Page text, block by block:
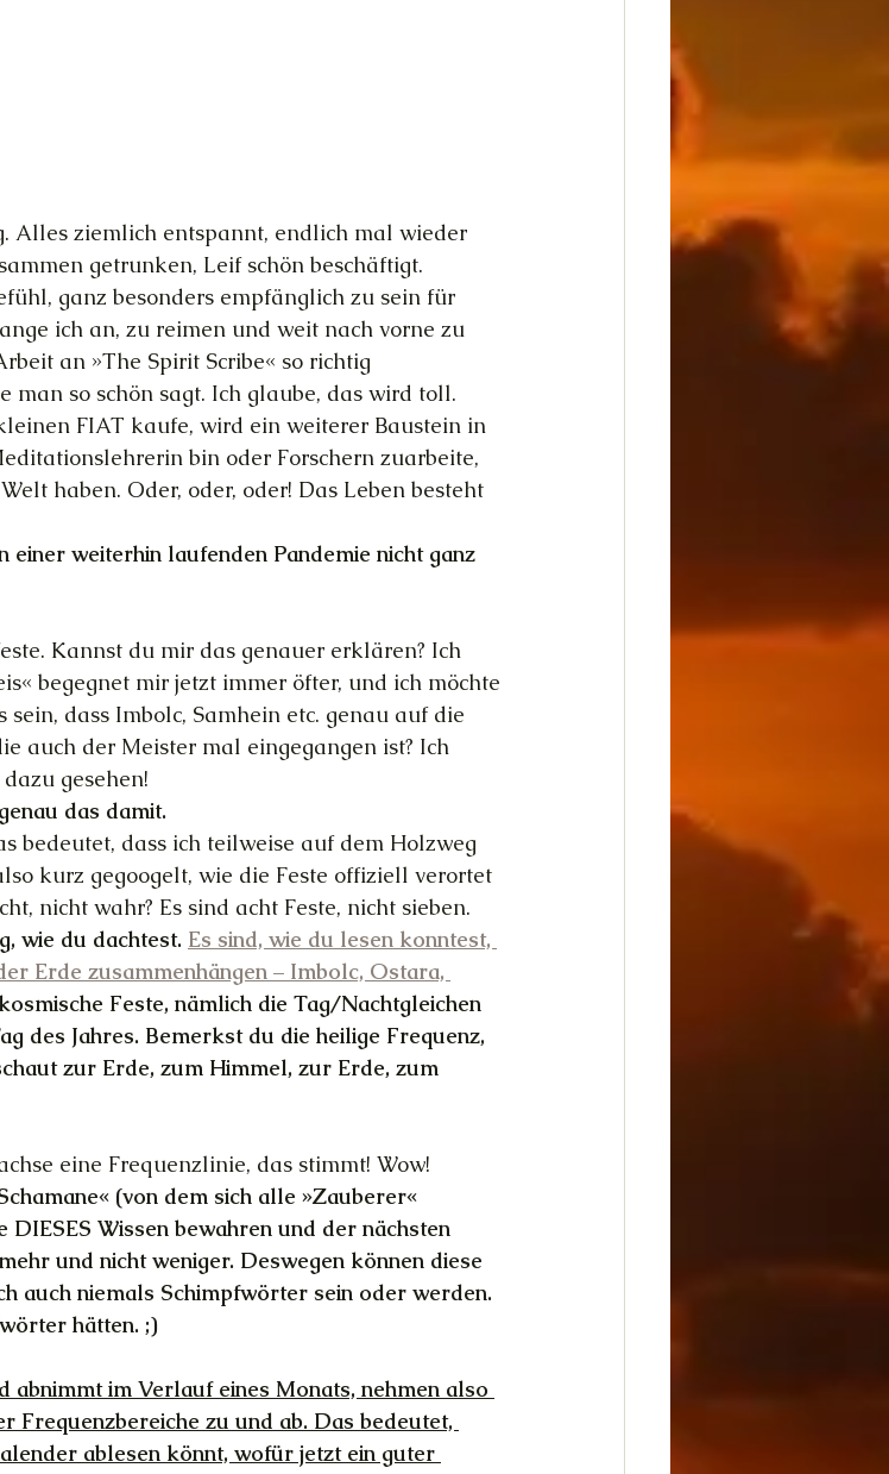
Alles ziemlich entspannt, endlich mal wieder
getrunken, Leif schön beschäftigt.
ganz besonders empfänglich zu sein für
ich an, zu reimen und weit nach vorne zu
an »The Spirit Scribe« so richtig
man so schön sagt. Ich glaube, das wird toll.
FIAT kaufe, wird ein weiterer Baustein in
bin oder Forschern zuarbeite,
haben. Oder, oder, oder! Das Leben besteht
einer weiterhin laufenden Pandemie nicht ganz
Kannst du mir das genauer erklären? Ich
begegnet mir jetzt immer öfter, und ich möchte
dass Imbolc, Samhein etc. genau auf die
auch der Meister mal eingegangen ist? Ich
gesehen!
das damit.
bedeutet, dass ich teilweise auf dem Holzweg
kurz gegoogelt, wie die Feste offiziell verortet
nicht wahr? Es sind acht Feste, nicht sieben.
wie du dachtest. Es sind, wie du lesen konntest,
Erde zusammenhängen – Imbolc, Ostara,
Feste, nämlich die Tag/Nachtgleichen
des Jahres. Bemerkst du die heilige Frequenz,
zur Erde, zum Himmel, zur Erde, zum
eine Frequenzlinie, das stimmt! Wow!
(von dem sich alle »Zauberer«
Wissen bewahren und der nächsten
und nicht weniger. Deswegen können diese
auch niemals Schimpfwörter sein oder werden.
hätten. ;)
abnimmt im Verlauf eines Monats, nehmen also
Frequenzbereiche zu und ab. Das bedeutet,
ablesen könnt, wofür jetzt ein guter